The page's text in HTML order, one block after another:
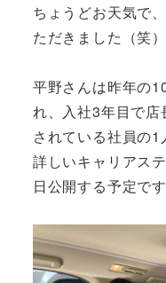
ちょうどお天気で
ただきました（笑）
平野さんは昨年の
れ、入社3年目で
されている社員の1
詳しいキャリアス
日公開する予定で